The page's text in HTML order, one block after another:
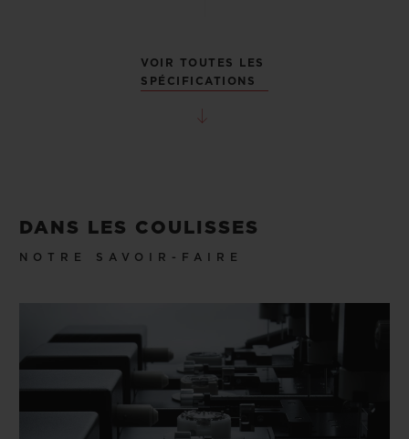
VOIR TOUTES LES
SPÉCIFICATIONS
DANS LES COULISSES
NOTRE SAVOIR-FAIRE